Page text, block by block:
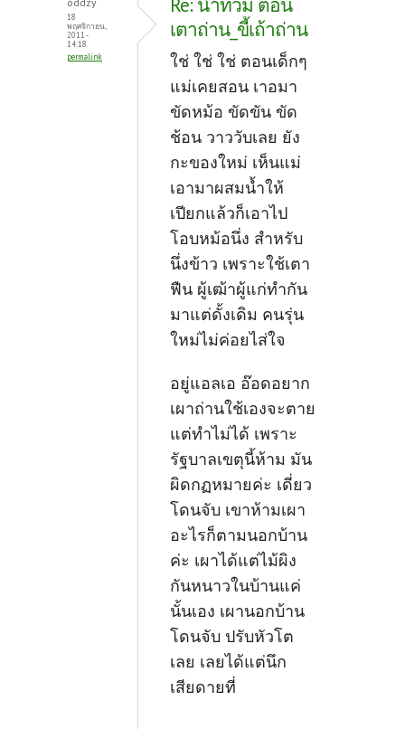
18
พฤศจิกายน,
2011 -
14:18
permalink
Re: น้ำท่วม ตอน
เตาถ่าน_ขี้เถ้าถ่าน
ใช่ ใช่ ใช่ ตอนเด็กๆ
แม่เคยสอน เาอมา
ขัดหม้อ ขัดขัน ขัด
ช้อน วาววับเลย ยัง
กะของใหม่ เห็นแม่
เอามาผสมน้ำให้
เปียกแล้วก็เอาไป
โอบหม้อนึ่ง สำหรับ
นึ่งข้าว เพราะใช้เตา
ฟืน ผู้เฒ้าผู้แก่ทำกัน
มาแต่ดั้งเดิม คนรุ่น
ใหม่ไม่ค่อยไส่ใจ
อยู่แอลเอ อ๊อดอยาก
เผาถ่านใช้เองจะตาย
แต่ทำไม่ได้ เพราะ
รัฐบาลเขตุนี้ห้าม มัน
ผิดกฏหมายค่ะ เดี่ยว
โดนจับ เขาห้ามเผา
อะไรก็ตามนอกบ้าน
ค่ะ เผาได้แต่ไม้ผิง
กันหนาวในบ้านแค่
นั้นเอง เผานอกบ้าน
โดนจับ ปรับหัวโต
เลย เลยได้แต่นึก
เสียดายที่